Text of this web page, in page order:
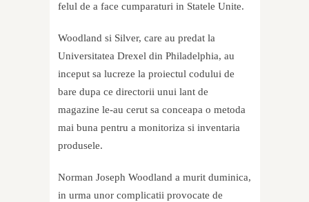
felul de a face cumparaturi in Statele Unite.
Woodland si Silver, care au predat la
Universitatea Drexel din Philadelphia, au
inceput sa lucreze la proiectul codului de
bare dupa ce directorii unui lant de
magazine le-au cerut sa conceapa o metoda
mai buna pentru a monitoriza si inventaria
produsele.
Norman Joseph Woodland a murit duminica,
in urma unor complicatii provocate de